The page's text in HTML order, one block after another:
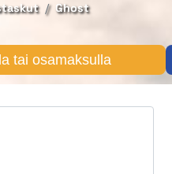
Ghost
tai osamaksulla